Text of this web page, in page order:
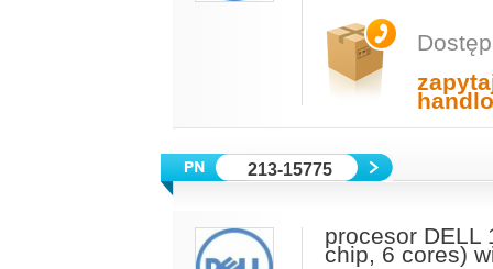
213-15775
procesor DELL
chip, 6 cores)